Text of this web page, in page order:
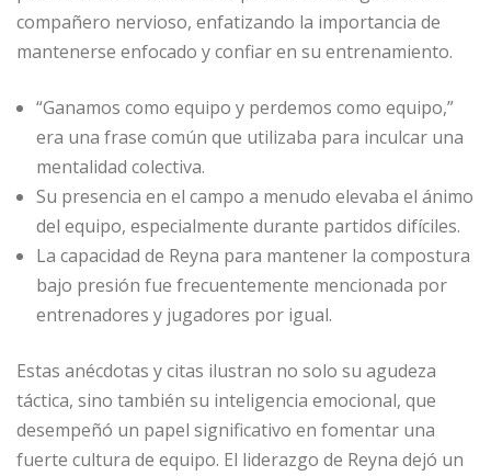
compañero nervioso, enfatizando la importancia de
mantenerse enfocado y confiar en su entrenamiento.
“Ganamos como equipo y perdemos como equipo,”
era una frase común que utilizaba para inculcar una
mentalidad colectiva.
Su presencia en el campo a menudo elevaba el ánimo
del equipo, especialmente durante partidos difíciles.
La capacidad de Reyna para mantener la compostura
bajo presión fue frecuentemente mencionada por
entrenadores y jugadores por igual.
Estas anécdotas y citas ilustran no solo su agudeza
táctica, sino también su inteligencia emocional, que
desempeñó un papel significativo en fomentar una
fuerte cultura de equipo. El liderazgo de Reyna dejó un